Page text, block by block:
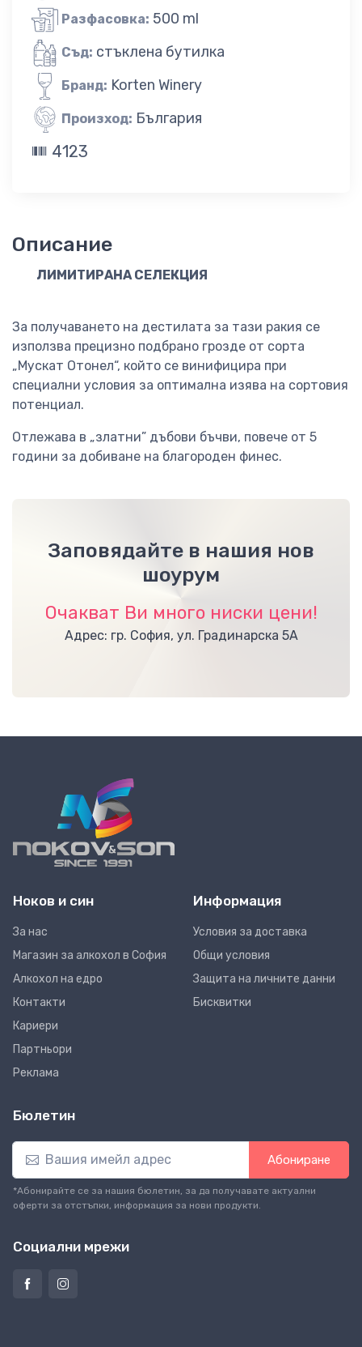
Разфасовка: 500 ml
Съд: стъклена бутилка
Бранд: Korten Winery
Произход: България
4123
Описание
ЛИМИТИРАНА СЕЛЕКЦИЯ
За получаването на дестилата за тази ракия се
използва прецизно подбрано грозде от сорта
„Мускат Отонел“, който се винифицира при
специални условия за оптимална изява на сортовия
потенциал.
Отлежава в „златни” дъбови бъчви, повече от 5
години за добиване на благороден финес.
Заповядайте в нашия нов
шоурум
Очакват Ви много ниски цени!
Адрес: гр. София, ул. Градинарска 5А
Ноков и син
За нас
Магазин за алкохол в София
Алкохол на едро
Контакти
Кариери
Партньори
Реклама
Информация
Условия за доставка
Общи условия
Защита на личните данни
Бисквитки
Бюлетин
Абониране
*Абонирайте се за нашия бюлетин, за да получавате актуални
оферти за отстъпки, информация за нови продукти.
Социални мрежи